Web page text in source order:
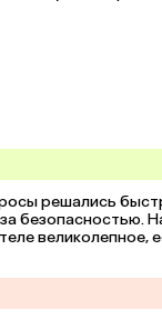
решались
безопасностью.
великолепное,